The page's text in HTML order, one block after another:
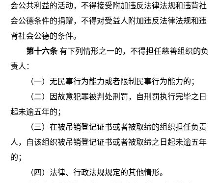
会公共利益的活动，不得接受附加违反法律法规和违背社
会公德条件的捐赠，不得对受益人附加违反法律法规和违
背社会公德的条件。
第十六条有下列情形之一的，不得担任慈善组织的负
责人：
（一）无民事行为能力或者限制民事行为能力的；
（二）因故意犯罪被判处刑罚，自刑罚执行完毕之日
起未逾五年的；
（三）在被吊销登记证书或者被取缔的组织担任负责
人，自该组织被吊销登记证书或者被取缔之日起未逾五年
的；
（四）法律、行政法规规定的其他情形。